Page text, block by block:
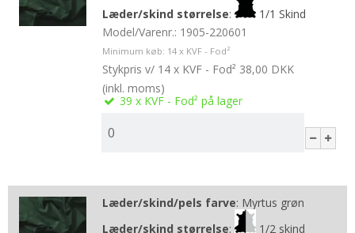
Læder/skind størrelse:
1/1 Skind
Model/Varenr.: 1905-220601
Minimum køb: 14 x KVF - Fod²
Stykpris v/ 14 x KVF - Fod² 38,00 DKK
(inkl. moms)
39 x KVF - Fod² på lager
Læder/skind/pels farve: Myrtus grøn
Læder/skind størrelse:
1/2 skind